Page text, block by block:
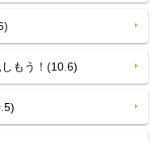
もう！(10.6)